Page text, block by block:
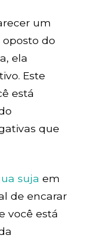
um
do
ela
Este
está
que
suja em
de encarar
você está